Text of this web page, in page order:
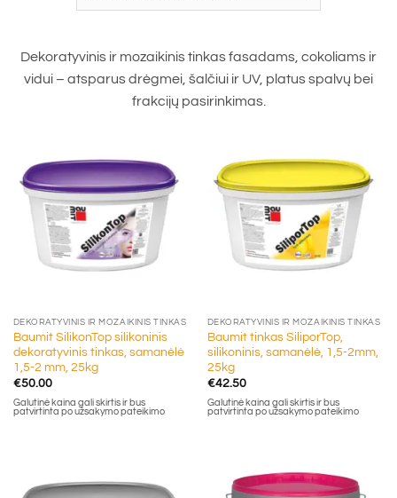
Dekoratyvinis ir mozaikinis tinkas fasadams, cokoliams ir
vidui – atsparus drėgmei, šalčiui ir UV, platus spalvų bei
frakcijų pasirinkimas.
DEKORATYVINIS IR MOZAIKINIS TINKAS
Baumit SilikonTop silikoninis
dekoratyvinis tinkas, samanėlė
1,5-2 mm, 25kg
€50.00
Galutinė kaina gali skirtis ir bus
patvirtinta po užsakymo pateikimo
DEKORATYVINIS IR MOZAIKINIS TINKAS
Baumit tinkas SiliporTop,
silikoninis, samanėlė, 1,5-2mm,
25kg
€42.50
Galutinė kaina gali skirtis ir bus
patvirtinta po užsakymo pateikimo